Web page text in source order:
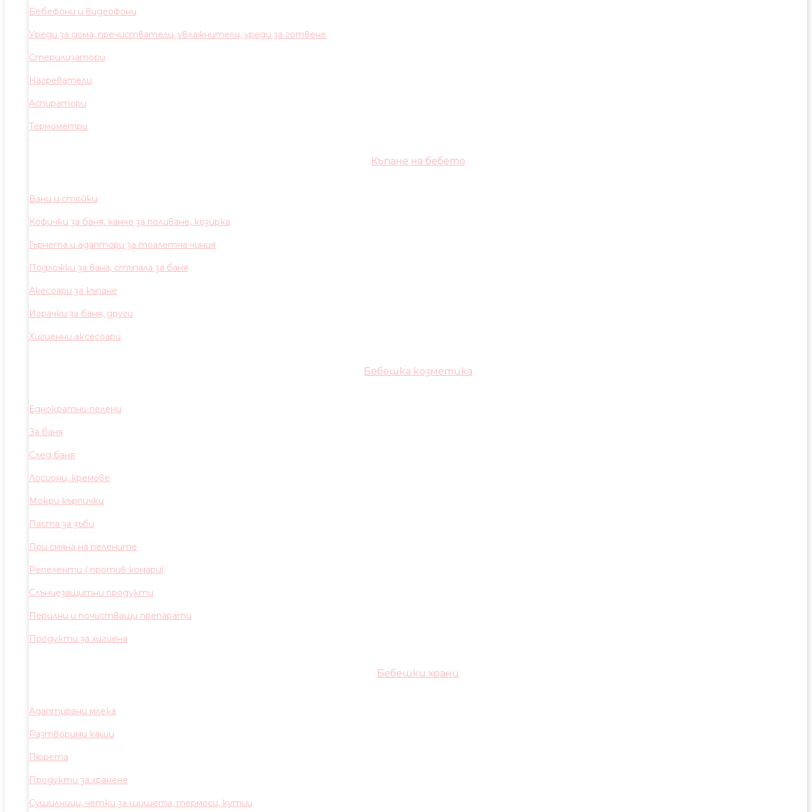
Бебефони и видеофони
Уреди за дома, пречистватели, увлажнители, уреди за готвене
Стерилизатори
Нагреватели
Аспиратори
Термометри
Къпане на бебето
Вани и стойки
Кофички за баня, канче за поливане, козирка
Гърнета и адаптори за тоалетна чиния
Подложки за вана, стъпала за баня
Акесоари за къпане
Играчки за баня, други
Хигиенни аксесоари
Бебешка козметика
Еднократни пелени
За баня
След баня
Лосиони, кремове
Мокри кърпички
Паста за зъби
При смяна на пелените
Репеленти ( против комари)
Слънцезащитни продукти
Перилни и почистващи препарати
Продукти за хигиена
Бебешки храни
Адаптирани млека
Разтворими каши
Пюрета
Продукти за хранене
Сушилници, четки за шишета, термоси, кутии